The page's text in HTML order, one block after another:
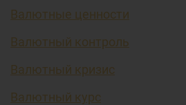
Валютные ценности
Валютный контроль
Валютный кризис
Валютный курс